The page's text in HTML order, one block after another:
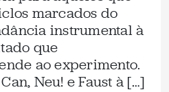
marcados do
instrumental à
que
ao experimento.
Neu! e Faust à […]